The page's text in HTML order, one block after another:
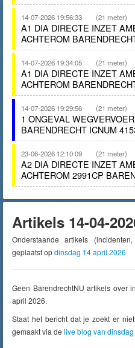
14-07-2026 19:56:33 (21 meter)
A1 DIA DIRECTE INZET
ACHTEROM
14-07-2026 19:34:05 (21 meter)
A1 DIA DIRECTE INZET
ACHTEROM
14-07-2026 19:29:56 (21 meter)
1 ONGEVAL
BARENDRECHT ICNUM
23-06-2026 12:10:09 (21 meter)
A2 DIA DIRECTE INZET
ACHTEROM 2991CP
Artikels 14-04-
Onderstaande artikels
geplaatst opdinsdag 14 april 2026
Geen BarendrechtNU artikels over
april 2026.
Staat het bericht dat je zoekt er
gemaakt via de live blog van